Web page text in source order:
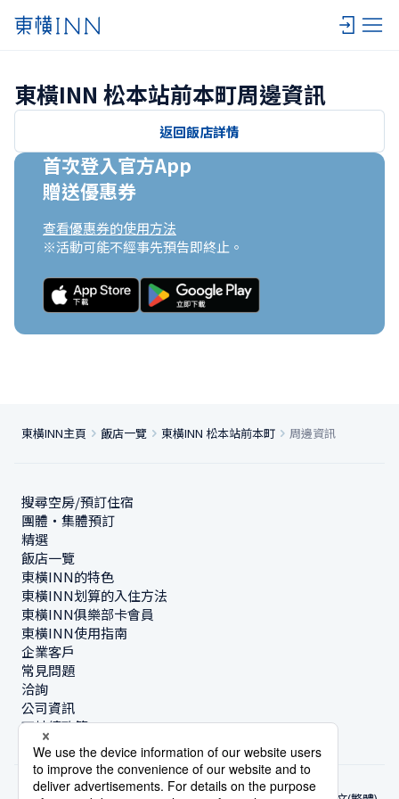
東橫INN 松本站前本町周邊資訊
返回飯店詳情
首次登入官方App
贈送優惠券
查看優惠券的使用方法
※活動可能不經事先預告即終止。
東橫INN主頁 飯店一覽 東橫INN 松本站前本町 周邊資訊
搜尋空房/預訂住宿
團體・集體預訂
精選
飯店一覽
東橫INN的特色
東橫INN划算的入住方法
東橫INN俱樂部卡會員
東橫INN使用指南
企業客戶
常見問題
洽詢
公司資訊
可持續政策